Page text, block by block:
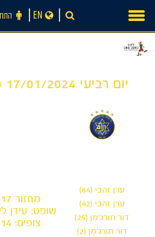
content
התחבר EN
יום רביעי 17/01/2024 20:30 בלומפילד
ערן זהבי (64)
ערן זהבי (42)
דור תורג׳מן (25)
דור תורג׳מן (2)
מחזור 17
שופט: עידן
צופים: 14